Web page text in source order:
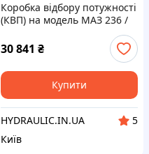
Коробка відбору потужності
(КВП) на модель МАЗ 236 /
ABER
30 841 ₴
Купити
HYDRAULIC.IN.UA
5
Київ